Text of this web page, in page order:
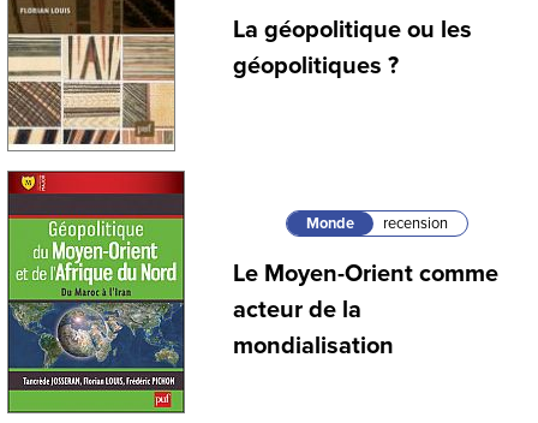
La géopolitique ou les
géopolitiques ?
Monde recension
Le Moyen-Orient comme
acteur de la
mondialisation